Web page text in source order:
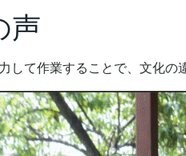
声
して作業することで、文化